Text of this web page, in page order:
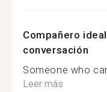
Compañero
conversación
Someone who
Leer más